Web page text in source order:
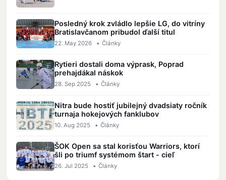
Posledný krok zvládlo lepšie LG, do vitríny
Bratislavčanom pribudol ďalší titul
22. May 2026 • Články
Rytieri dostali doma výprask, Poprad
prehajdákal náskok
28. Sep 2025 • Články
Nitra bude hostiť jubilejný dvadsiaty ročník
turnaja hokejových fanklubov
10. Aug 2025 • Články
ŠOK Open sa stal korisťou Warriors, ktorí
šli po triumf systémom štart - cieľ
26. Jul 2025 • Články